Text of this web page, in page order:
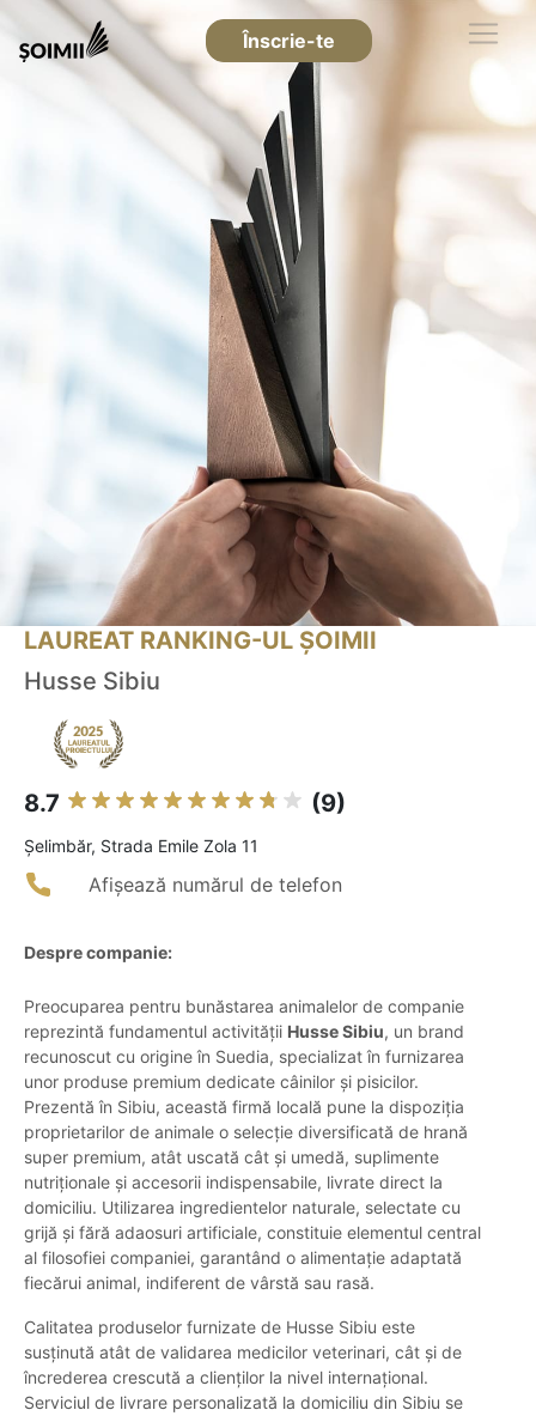
Înscrie-te
LAUREAT RANKING-UL ȘOIMII
Husse Sibiu
8.7 (9)
Şelimbăr, Strada Emile Zola 11
Afișează numărul de telefon
Despre companie:
Preocuparea pentru bunăstarea animalelor de companie
reprezintă fundamentul activității Husse Sibiu, un brand
recunoscut cu origine în Suedia, specializat în furnizarea
unor produse premium dedicate câinilor și pisicilor.
Prezentă în Sibiu, această firmă locală pune la dispoziția
proprietarilor de animale o selecție diversificată de hrană
super premium, atât uscată cât și umedă, suplimente
nutriționale și accesorii indispensabile, livrate direct la
domiciliu. Utilizarea ingredientelor naturale, selectate cu
grijă și fără adaosuri artificiale, constituie elementul central
al filosofiei companiei, garantând o alimentație adaptată
fiecărui animal, indiferent de vârstă sau rasă.
Calitatea produselor furnizate de Husse Sibiu este
susținută atât de validarea medicilor veterinari, cât și de
încrederea crescută a clienților la nivel internațional.
Serviciul de livrare personalizată la domiciliu din Sibiu se